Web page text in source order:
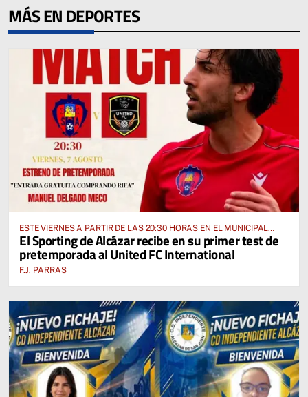
MÁS EN DEPORTES
ESTE VIERNES A PARTIR DE LAS 20:30 HORAS EN EL MUNICIPAL
“MANUEL DELGADO MECO”
El Sporting de Alcázar recibe en su primer test de
pretemporada al United FC International
F.J. PARRAS